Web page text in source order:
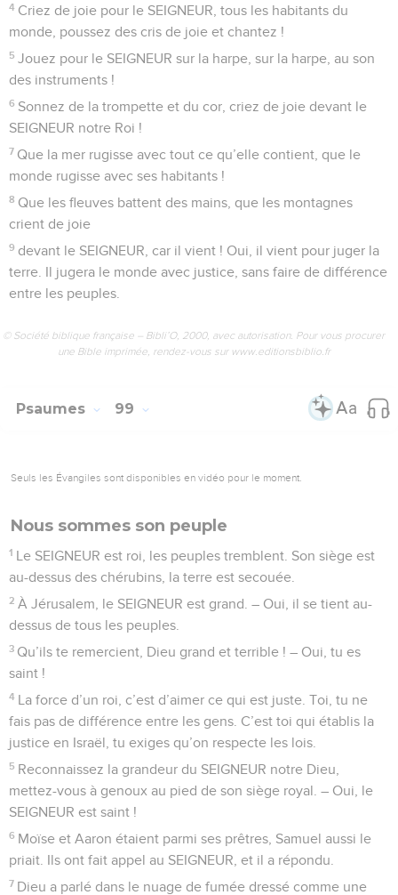
4 Criez de joie pour le SEIGNEUR, tous les habitants du
monde, poussez des cris de joie et chantez !
5 Jouez pour le SEIGNEUR sur la harpe, sur la harpe, au son
des instruments !
6 Sonnez de la trompette et du cor, criez de joie devant le
SEIGNEUR notre Roi !
7 Que la mer rugisse avec tout ce qu’elle contient, que le
monde rugisse avec ses habitants !
8 Que les fleuves battent des mains, que les montagnes
crient de joie
9 devant le SEIGNEUR, car il vient ! Oui, il vient pour juger la
terre. Il jugera le monde avec justice, sans faire de différence
entre les peuples.
© Société biblique française – Bibli’O, 2000, avec autorisation. Pour vous procurer
une Bible imprimée, rendez-vous sur www.editionsbiblio.fr
Psaumes 99
Seuls les Évangiles sont disponibles en vidéo pour le moment.
Nous sommes son peuple
1 Le SEIGNEUR est roi, les peuples tremblent. Son siège est
au-dessus des chérubins, la terre est secouée.
2 À Jérusalem, le SEIGNEUR est grand. – Oui, il se tient au-
dessus de tous les peuples.
3 Qu’ils te remercient, Dieu grand et terrible ! – Oui, tu es
saint !
4 La force d’un roi, c’est d’aimer ce qui est juste. Toi, tu ne
fais pas de différence entre les gens. C’est toi qui établis la
justice en Israël, tu exiges qu’on respecte les lois.
5 Reconnaissez la grandeur du SEIGNEUR notre Dieu,
mettez-vous à genoux au pied de son siège royal. – Oui, le
SEIGNEUR est saint !
6 Moïse et Aaron étaient parmi ses prêtres, Samuel aussi le
priait. Ils ont fait appel au SEIGNEUR, et il a répondu.
7 Dieu a parlé dans le nuage de fumée dressé comme une